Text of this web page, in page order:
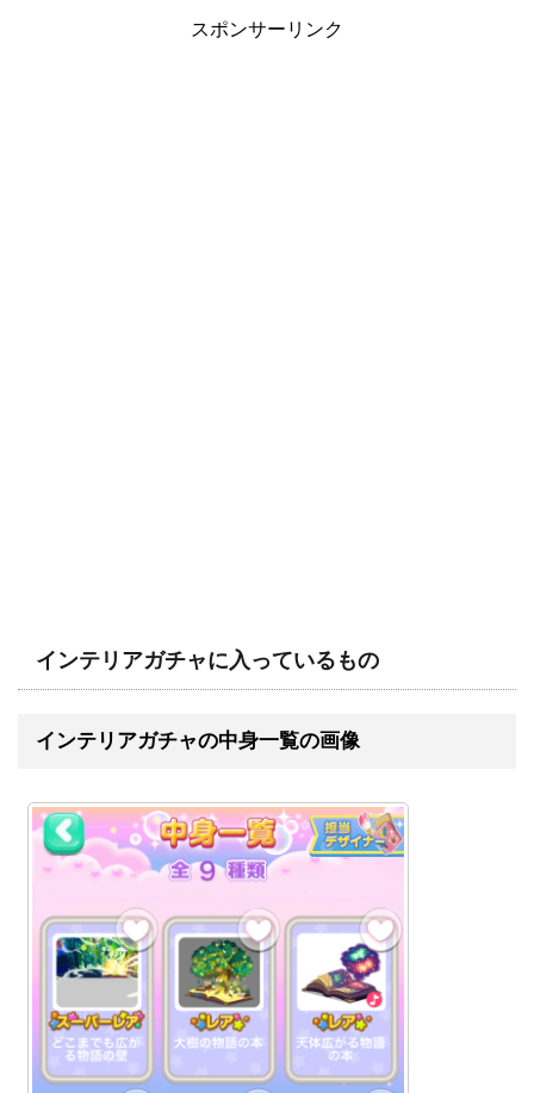
スポンサーリンク
インテリアガチャに入っているもの
インテリアガチャの中身一覧の画像